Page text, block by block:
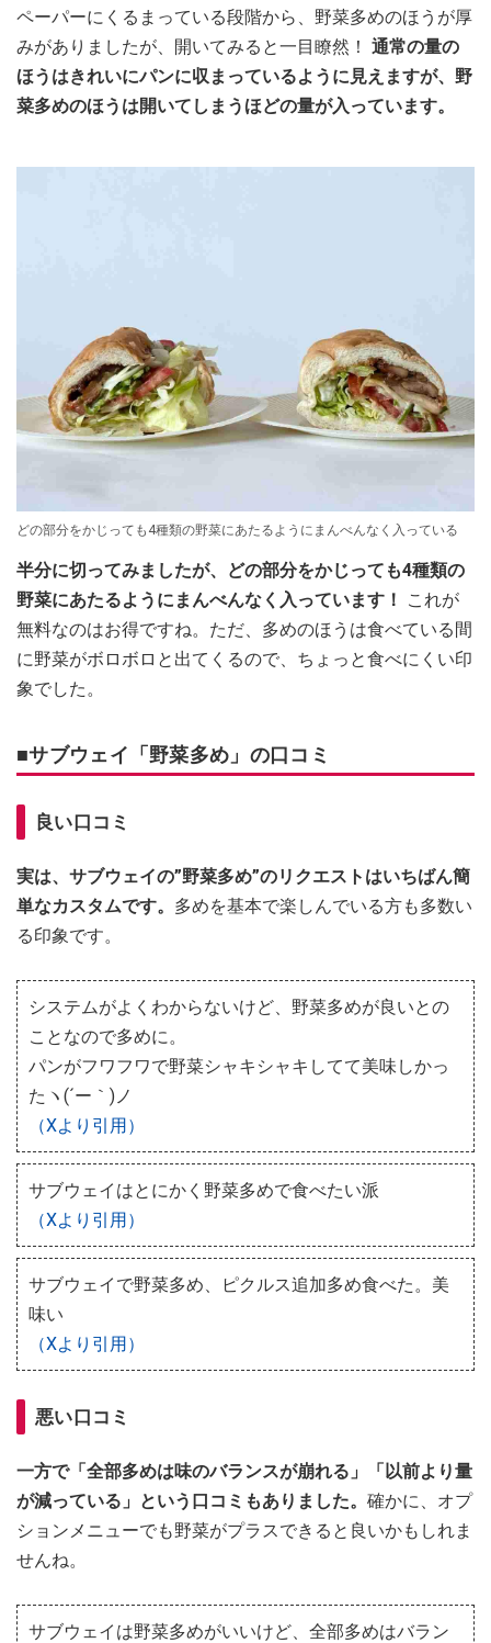
ペーパーにくるまっている段階から、野菜多めのほうが厚
みがありましたが、開いてみると一目瞭然！ 通常の量の
ほうはきれいにパンに収まっているように見えますが、野
菜多めのほうは開いてしまうほどの量が入っています。
どの部分をかじっても4種類の野菜にあたるようにまんべんなく入っている
半分に切ってみましたが、どの部分をかじっても4種類の
野菜にあたるようにまんべんなく入っています！
これが
無料なのはお得ですね。ただ、多めのほうは食べている間
に野菜がボロボロと出てくるので、ちょっと食べにくい印
象でした。
■サブウェイ「野菜多め」の口コミ
良い口コミ
実は、サブウェイの”野菜多め”のリクエストはいちばん簡
単なカスタムです。 多めを基本で楽しんでいる方も多数い
る印象です。
システムがよくわからないけど、野菜多めが良いとの
ことなので多めに。
パンがフワフワで野菜シャキシャキしてて美味しかっ
たヽ(´ー｀)ノ
（Xより引用）
サブウェイはとにかく野菜多めで食べたい派
（Xより引用）
サブウェイで野菜多め、ピクルス追加多め食べた。美
味い
（Xより引用）
悪い口コミ
一方で「全部多めは味のバランスが崩れる」「以前より量
が減っている」という口コミもありました。 確かに、オプ
ションメニューでも野菜がプラスできると良いかもしれま
せんね。
サブウェイは野菜多めがいいけど、全部多めはバラン